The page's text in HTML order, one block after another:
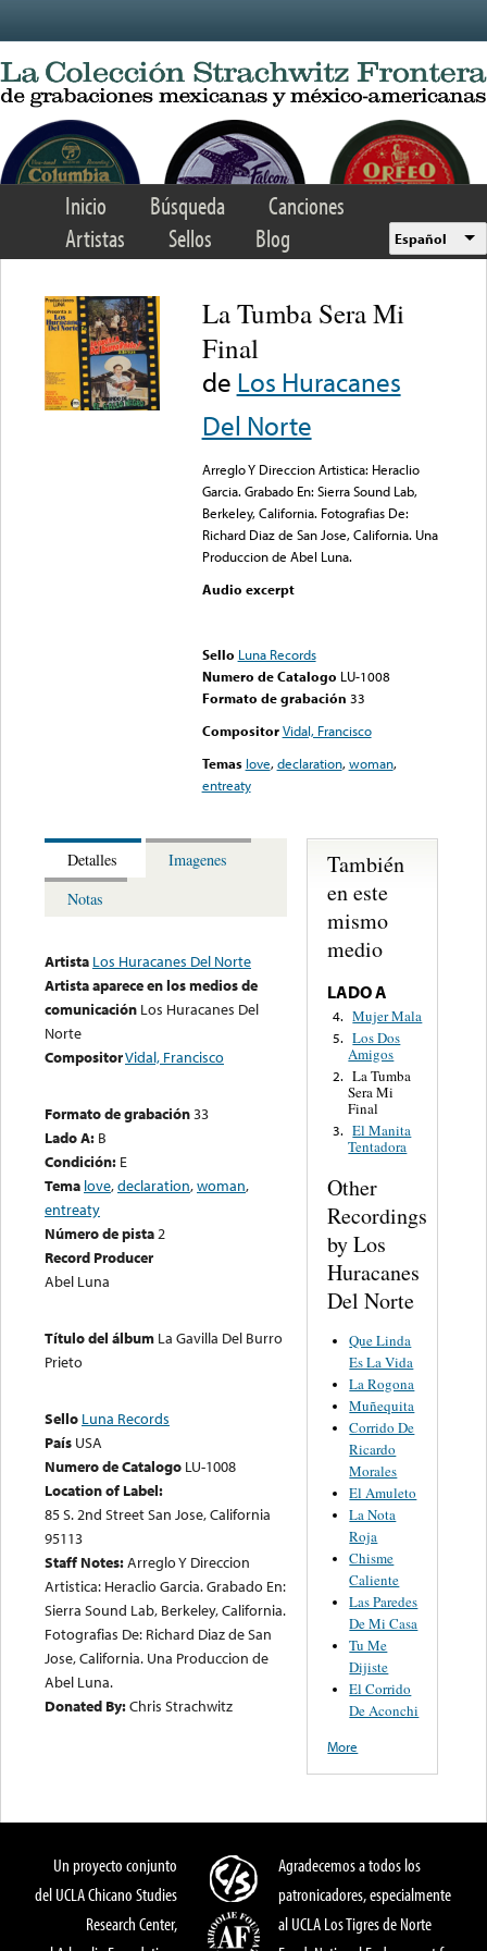
Inicio Búsqueda
Canciones
Artistas
Sellos Blog Español
La Tumba Sera Mi
Final
de Los Huracanes
Del Norte
Arreglo Y Direccion Artistica: Heraclio
Garcia. Grabado En: Sierra Sound Lab,
Berkeley, California. Fotografias De:
Richard Diaz de San Jose, California. Una
Produccion de Abel Luna.
Audio excerpt
Sello Luna Records
Numero de Catalogo LU-1008
Formato de grabación 33
Compositor Vidal, Francisco
Temas love,declaration,woman,
entreaty
Detalles
Imagenes
Notas
Artista Los Huracanes Del Norte
Artista aparece en los medios de
comunicación Los Huracanes Del
Norte
CompositorVidal, Francisco
Formato de grabación33
Lado A: B
Condición: E
Tema love,declaration,woman,
entreaty
Número de pista2
Record Producer
Abel Luna
Título del álbum La Gavilla Del Burro
Prieto
Sello Luna Records
País USA
Numero de Catalogo LU-1008
Location of Label:
85 S. 2nd Street San Jose, California
95113
Staff Notes:Arreglo Y Direccion
Artistica: Heraclio Garcia. Grabado En:
Sierra Sound Lab, Berkeley, California.
Fotografias De: Richard Diaz de San
Jose, California. Una Produccion de
Abel Luna.
Donated By:Chris Strachwitz
También
en este
mismo
medio
LADO A
4. Mujer Mala
5. Los Dos
Amigos
2. La Tumba
Sera Mi
Final
3. El Manita
Tentadora
Other
Recordings
by Los
Huracanes
Del Norte
Que Linda
Es La Vida
La Rogona
Muñequita
Corrido De
Ricardo
Morales
El Amuleto
La Nota
Roja
Chisme
Caliente
Las Paredes
De Mi Casa
Tu Me
Dijiste
El Corrido
De Aconchi
More
Un proyecto conjunto
del UCLA Chicano Studies
Research Center,
Agradecemos a todos los
patronicadores, especialmente
al UCLA Los Tigres de Norte